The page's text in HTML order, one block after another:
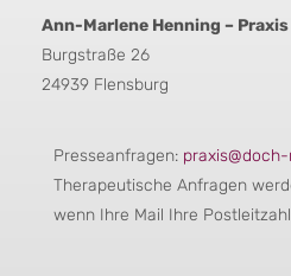
Ann-Marlene Henning –
Burgstraße 26
24939 Flensburg
Presseanfragen:
Therapeutische Anfragen
wenn Ihre Mail Ihre